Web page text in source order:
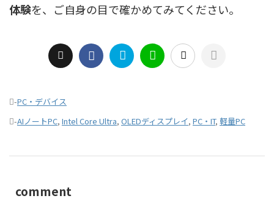
体験を、ご自身の目で確かめてみてください。
-PC・デバイス
-AIノートPC, Intel Core Ultra, OLEDディスプレイ, PC・IT, 軽量PC
comment